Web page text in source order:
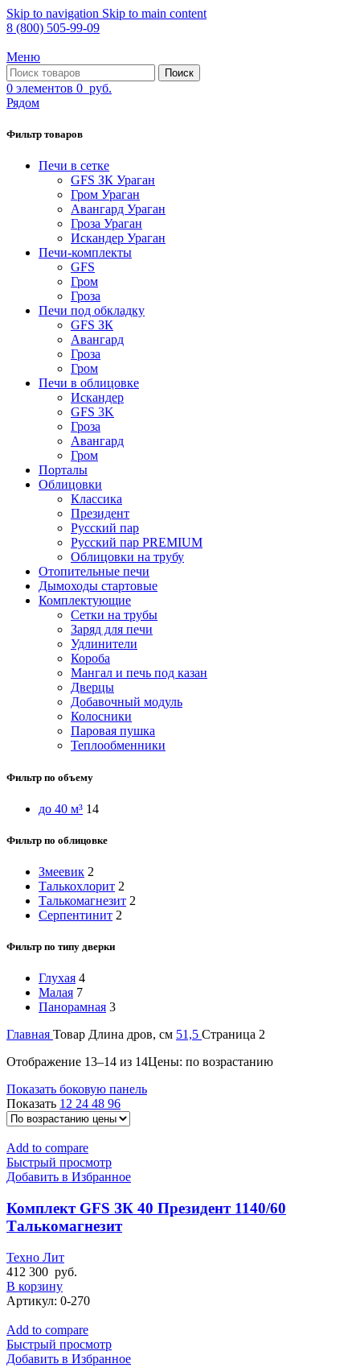
Skip to navigation Skip to main content
8 (800) 505-99-09
Меню
Поиск
0 элементов 0 руб.
Рядом
Фильтр товаров
Печи в сетке
GFS ЗК Ураган
Гром Ураган
Авангард Ураган
Гроза Ураган
Искандер Ураган
Печи-комплекты
GFS
Гром
Гроза
Печи под обкладку
GFS ЗК
Авангард
Гроза
Гром
Печи в облицовке
Искандер
GFS 3K
Гроза
Авангард
Гром
Порталы
Облицовки
Классика
Президент
Русский пар
Русский пар PREMIUM
Облицовки на трубу
Отопительные печи
Дымоходы стартовые
Комплектующие
Сетки на трубы
Заряд для печи
Удлинители
Короба
Мангал и печь под казан
Дверцы
Добавочный модуль
Колосники
Паровая пушка
Теплообменники
Фильтр по объему
до 40 м³ 14
Фильтр по облицовке
Змеевик 2
Талькохлорит 2
Талькомагнезит 2
Серпентинит 2
Фильтр по типу дверки
Глухая 4
Малая 7
Панорамная 3
Главная Товар Длина дров, см 51,5 Страница 2
Отображение 13–14 из 14Цены: по возрастанию
Показать боковую панель
Показать 12 24 48 96
Add to compare
Быстрый просмотр
Добавить в Избранное
Комплект GFS ЗК 40 Президент 1140/60
Талькомагнезит
Техно Лит
412 300 руб.
В корзину
Артикул: 0-270
Add to compare
Быстрый просмотр
Добавить в Избранное